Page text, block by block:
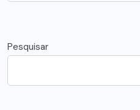
Pesquisar